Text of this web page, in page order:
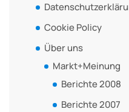
Cookie Policy
Über uns
Markt+Meinung
Berichte 2008
Berichte 2007